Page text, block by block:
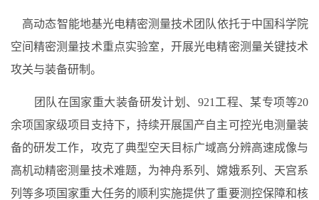
高动态智能地基光电精密测量技术团队依托于中国科学院
空间精密测量技术重点实验室，开展光电精密测量关键技术
攻关与装备研制。
团队在国家重大装备研发计划、921工程、某专项等20
余项国家级项目支持下，持续开展国产自主可控光电测量装
备的研发工作，攻克了典型空天目标广域高分辨高速成像与
高机动精密测量技术难题，为神舟系列、嫦娥系列、天宫系
列等多项国家重大任务的顺利实施提供了重要测控保障和核